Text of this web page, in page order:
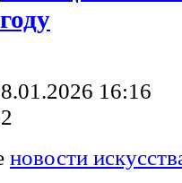
16:16
новости